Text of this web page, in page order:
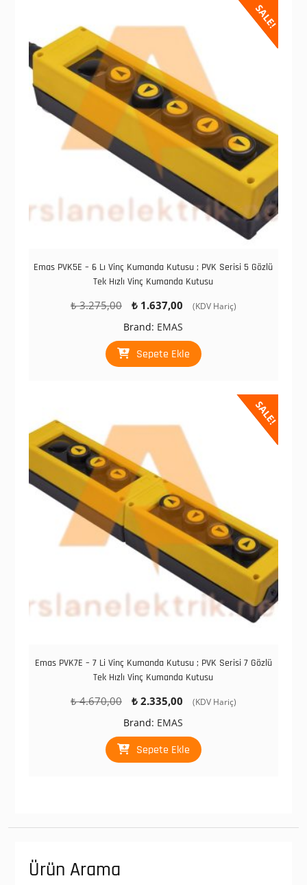
SALE!
Emas PVK5E – 6 Lı Vinç Kumanda Kutusu ; PVK Serisi 5 Gözlü
Tek Hızlı Vinç Kumanda Kutusu
₺3.275,00
Orijinal
₺ 3.275,00.
₺1.637,00
Şu
₺ 1.637,00.
(KDV Hariç)
Brand: EMAS
Sepete Ekle
SALE!
Emas PVK7E – 7 Li Vinç Kumanda Kutusu ; PVK Serisi 7 Gözlü
Tek Hızlı Vinç Kumanda Kutusu
₺4.670,00
Orijinal
₺ 4.670,00.
₺2.335,00
Şu
₺ 2.335,00.
(KDV Hariç)
Brand: EMAS
Sepete Ekle
Ürün Arama